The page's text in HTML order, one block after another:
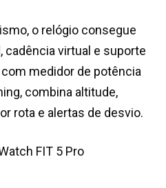
o relógio consegue
cadência virtual e suporte
com medidor de potência
combina altitude,
rota e alertas de desvio.